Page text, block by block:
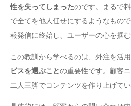
性を失ってしまったのです。まるで
で全てを他人任せにするようなもの
報発信に終始し、ユーザーの心を掴
この教訓から学べるのは、外注を活
ビスを選ぶことの重要性です。顧客
二人三脚でコンテンツを作り上げて